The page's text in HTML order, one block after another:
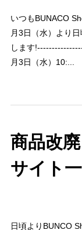
いつもBUNACO
月3日（水）より
します
月3日（水）10:...
商品改
サイト
日頃よりBUNCO